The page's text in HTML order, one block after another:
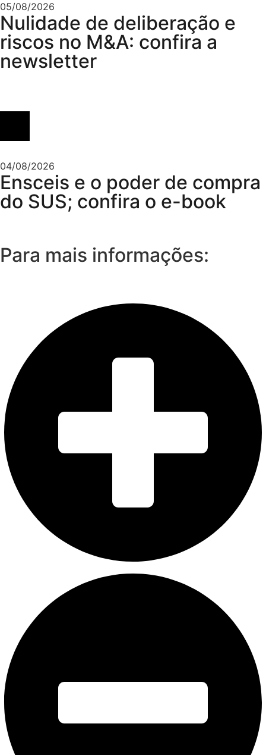
05/08/2026
Nulidade de deliberação e
riscos no M&A: confira a
newsletter
04/08/2026
Ensceis e o poder de compra
do SUS; confira o e-book
Para mais informações: